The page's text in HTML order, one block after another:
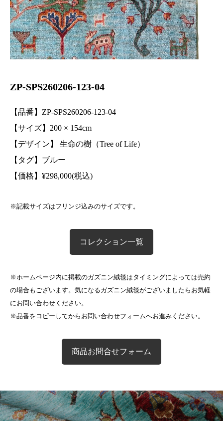
ZP-SPS260206-123-04
【品番】ZP-SPS260206-123-04
【サイズ】200 × 154cm
【デザイン】 生命の樹（Tree of Life）
【タグ】ブルー
【価格】 ¥298,000(税込)
※記載サイズはフリンジ込みのサイズです。
コレクション一覧
※ホームページ内に掲載のガズニン絨毯はタイミングによっては売約
の場合もございます。気になるガズニン絨毯がございましたらお気軽
にお問い合わせください。
※品番をコピーしてからお問い合わせフォームへお進みください。
商品お問合せフォーム